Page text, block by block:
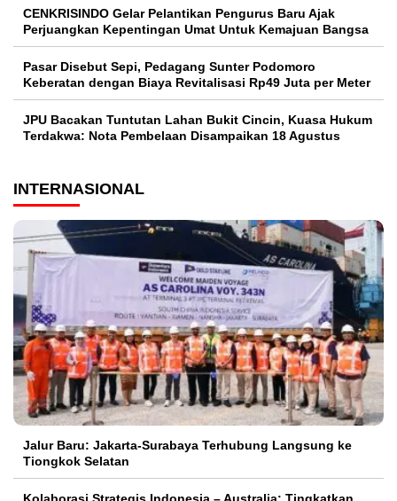
CENKRISINDO Gelar Pelantikan Pengurus Baru Ajak
Perjuangkan Kepentingan Umat Untuk Kemajuan Bangsa
Pasar Disebut Sepi, Pedagang Sunter Podomoro
Keberatan dengan Biaya Revitalisasi Rp49 Juta per Meter
JPU Bacakan Tuntutan Lahan Bukit Cincin, Kuasa Hukum
Terdakwa: Nota Pembelaan Disampaikan 18 Agustus
INTERNASIONAL
Jalur Baru: Jakarta-Surabaya Terhubung Langsung ke
Tiongkok Selatan